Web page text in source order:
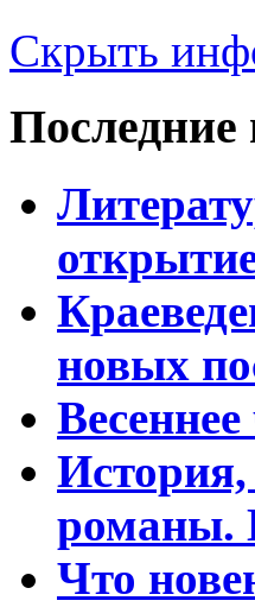
Скрыть
Последние
новых
романы.
Что